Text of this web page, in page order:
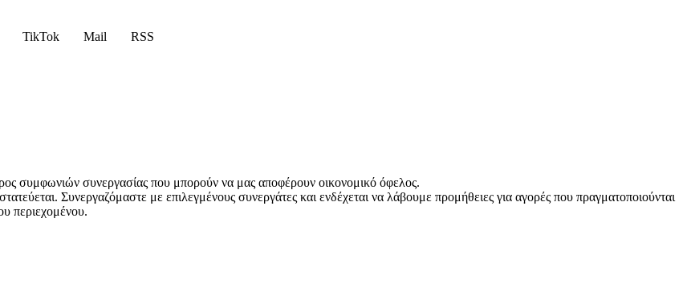
TikTok Mail
RSS
συμφωνιών συνεργασίας που μπορούν να μας αποφέρουν οικονομικό όφελος.
Συνεργαζόμαστε με επιλεγμένους συνεργάτες και ενδέχεται να λάβουμε προμήθειες για αγορές που πραγματοποιούνται
περιεχομένου.